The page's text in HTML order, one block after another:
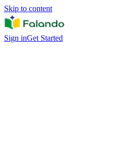
Skip to content
Sign inGet Started